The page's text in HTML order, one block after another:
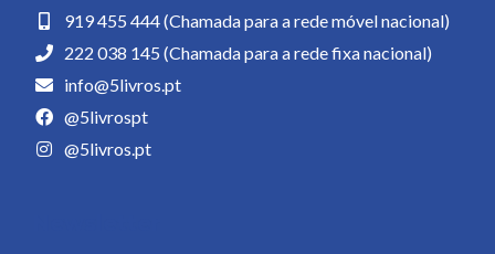
919 455 444 (Chamada para a rede móvel nacional)
222 038 145 (Chamada para a rede fixa nacional)
info@5livros.pt
@5livrospt
@5livros.pt